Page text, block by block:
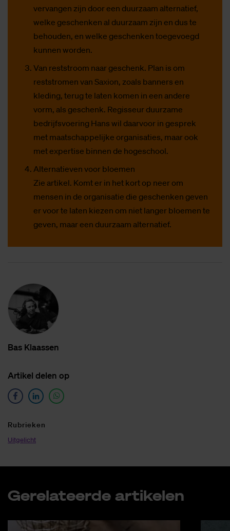
vervangen zijn door een duurzaam alternatief,
welke geschenken al duurzaam zijn en dus te
behouden, en welke geschenken toegevoegd
kunnen worden.
Van reststroom naar geschenk. Plan is om
reststromen van Saxion, zoals banners en
kleding, terug te laten komen in een andere
vorm, als geschenk. Regisseur duurzame
bedrijfsvoering Hans wil daarvoor in gesprek
met maatschappelijke organisaties, maar ook
met expertise binnen de hogeschool.
Alternatieven voor bloemen
Zie artikel. Komt er in het kort op neer om
mensen in de organisatie die geschenken geven
er voor te laten kiezen om niet langer bloemen te
geven, maar een duurzaam alternatief.
Bas Klaas­sen
Ar­ti­kel de­len op
Ru­brie­ken
Uitgelicht
Ge­re­la­teer­de ar­ti­ke­len